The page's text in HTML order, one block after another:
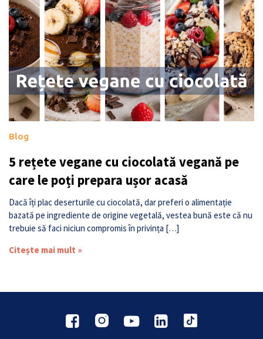
Blog
5 rețete vegane cu ciocolată vegană pe
care le poți prepara ușor acasă
Dacă îți plac deserturile cu ciocolată, dar preferi o alimentație
bazată pe ingrediente de origine vegetală, vestea bună este că nu
trebuie să faci niciun compromis în privința […]
Citește mai mult »